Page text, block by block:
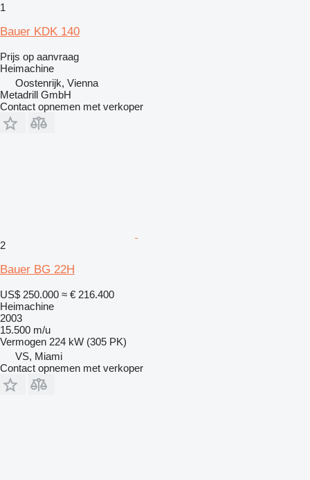
1
Bauer KDK 140
Prijs op aanvraag
Heimachine
Oostenrijk, Vienna
Metadrill GmbH
Contact opnemen met verkoper
2
Bauer BG 22H
US$ 250.000 ≈ € 216.400
Heimachine
2003
15.500 m/u
Vermogen 224 kW (305 PK)
VS, Miami
Contact opnemen met verkoper